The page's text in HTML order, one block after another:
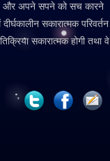
और अपने सपने को सच कारने
सकारात्मक परिवर्तन
सकारात्मक होगी तथा वे